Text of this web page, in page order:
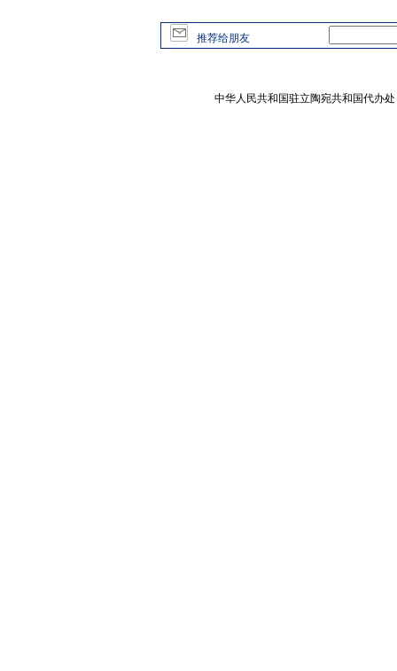
推荐给朋友
中华人民共和国驻立陶宛共和国代办处